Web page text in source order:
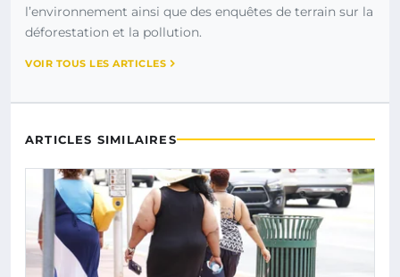
l’environnement ainsi que des enquêtes de terrain sur la
déforestation et la pollution.
VOIR TOUS LES ARTICLES
ARTICLES SIMILAIRES